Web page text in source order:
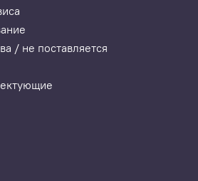
/ не поставляется